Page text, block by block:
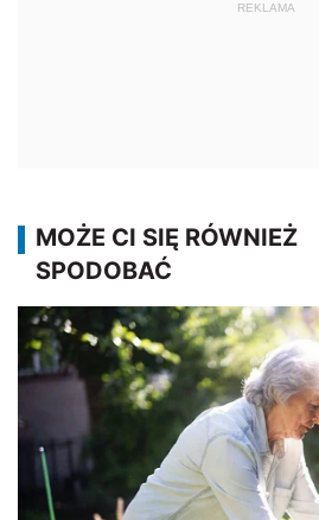
REKLAMA